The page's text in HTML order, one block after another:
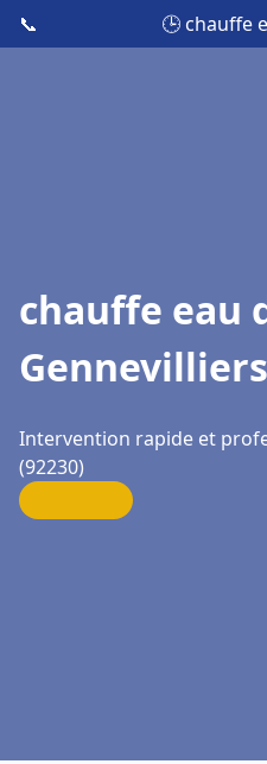
📞 🕒 chauffe
chauffe eau
Gennevilliers
Intervention rapide et
(92230)